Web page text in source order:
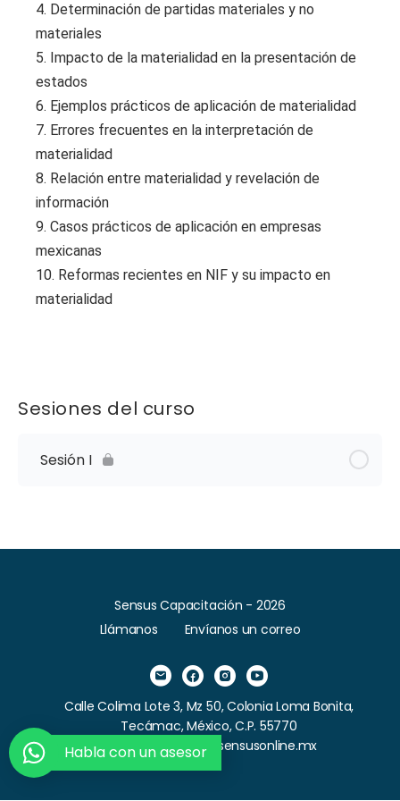
4. Determinación de partidas materiales y no
materiales
5. Impacto de la materialidad en la presentación de
estados
6. Ejemplos prácticos de aplicación de materialidad
7. Errores frecuentes en la interpretación de
materialidad
8. Relación entre materialidad y revelación de
información
9. Casos prácticos de aplicación en empresas
mexicanas
10. Reformas recientes en NIF y su impacto en
materialidad
Sesiones del curso
Sesión I
Sensus Capacitación - 2026
Llámanos
Envíanos un correo
Calle Colima Lote 3, Mz 50, Colonia Loma Bonita,
Tecámac, México, C.P. 55770
Correo: contacto@sensusonline.mx
Habla con un asesor